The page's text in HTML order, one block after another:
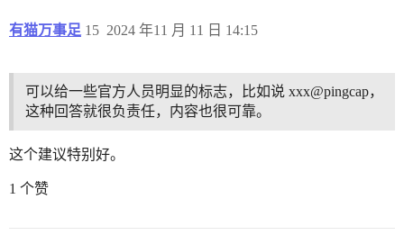
有猫万事足 2024 年11 月 11 日 14:15
15
可以给一些官方人员明显的标志，比如说 xxx@pingcap，
这种回答就很负责任，内容也很可靠。
这个建议特别好。
1 个赞